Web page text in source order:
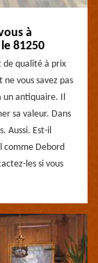
à
81250
de qualité à prix
ne vous savez pas
un antiquaire. Il
sa valeur. Dans
Aussi. Est-il
comme Debord
les si vous